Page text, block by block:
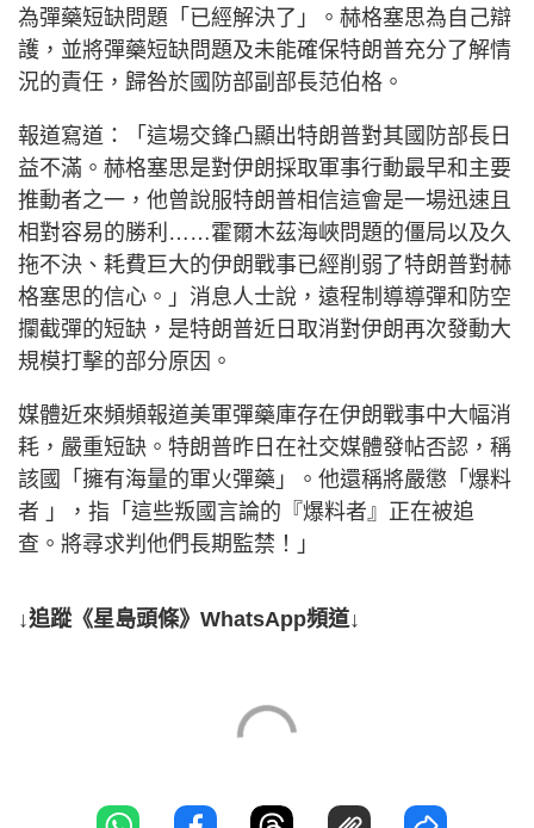
為彈藥短缺問題「已經解決了」。赫格塞思為自己辯
護，並將彈藥短缺問題及未能確保特朗普充分了解情
況的責任，歸咎於國防部副部長范伯格。
報道寫道：「這場交鋒凸顯出特朗普對其國防部長日
益不滿。赫格塞思是對伊朗採取軍事行動最早和主要
推動者之一，他曾說服特朗普相信這會是一場迅速且
相對容易的勝利……霍爾木茲海峽問題的僵局以及久
拖不決、耗費巨大的伊朗戰事已經削弱了特朗普對赫
格塞思的信心。」消息人士說，遠程制導導彈和防空
攔截彈的短缺，是特朗普近日取消對伊朗再次發動大
規模打擊的部分原因。
媒體近來頻頻報道美軍彈藥庫存在伊朗戰事中大幅消
耗，嚴重短缺。特朗普昨日在社交媒體發帖否認，稱
該國「擁有海量的軍火彈藥」。他還稱將嚴懲「爆料
者 」，指「這些叛國言論的『爆料者』正在被追
查。將尋求判他們長期監禁！」
↓追蹤《星島頭條》WhatsApp頻道↓